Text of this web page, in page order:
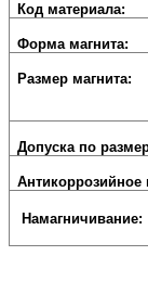
Код материала:
Форма магнита:
Размер магнита:
Допуска по
Антикоррозийное
Намагничивание: